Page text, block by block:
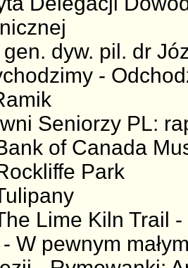
dyw. pil. dr
-
Seniorzy PL:
Canada
Park
Kiln Trail -
W pewnym